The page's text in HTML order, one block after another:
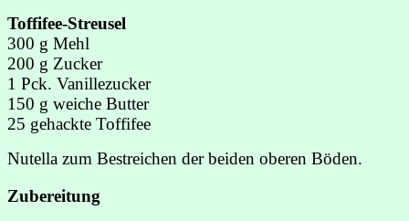
Toffifee-Streusel
300 g Mehl
200 g Zucker
1 Pck. Vanillezucker
150 g weiche Butter
25 gehackte Toffifee
Nutella zum Bestreichen der beiden oberen Böden.
Zubereitung